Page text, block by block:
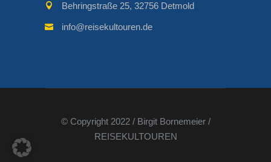
Behringstraße 25, 32756 Detmold
info@reisekultouren.de
© Copyright 2022 / Birgit Bornemeier /
REISEKULTOUREN